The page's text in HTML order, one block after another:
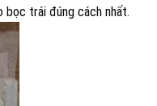
bọc trái đúng cách nhất.